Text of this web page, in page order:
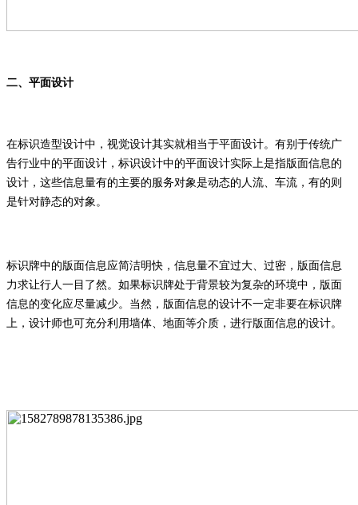
二、平面设计
在标识造型设计中，视觉设计其实就相当于平面设计。有别于传统广
告行业中的平面设计，标识设计中的平面设计实际上是指版面信息的
设计，这些信息量有的主要的服务对象是动态的人流、车流，有的则
是针对静态的对象。
标识牌中的版面信息应简洁明快，信息量不宜过大、过密，版面信息
力求让行人一目了然。如果标识牌处于背景较为复杂的环境中，版面
信息的变化应尽量减少。当然，版面信息的设计不一定非要在标识牌
上，设计师也可充分利用墙体、地面等介质，进行版面信息的设计。